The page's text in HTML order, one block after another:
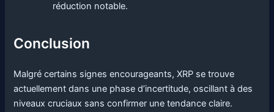
réduction notable.
Conclusion
Malgré certains signes encourageants, XRP se trouve
actuellement dans une phase d’incertitude, oscillant à des
niveaux cruciaux sans confirmer une tendance claire.